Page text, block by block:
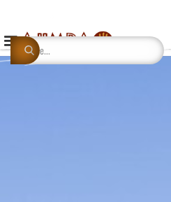
This is some text inside of a div block.